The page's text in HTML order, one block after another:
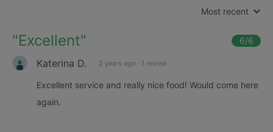
Most recent
"Excellent" 6/6
Katerina D. 2 years ago · 1 review
Excellent service and really nice food! Would come here
again.